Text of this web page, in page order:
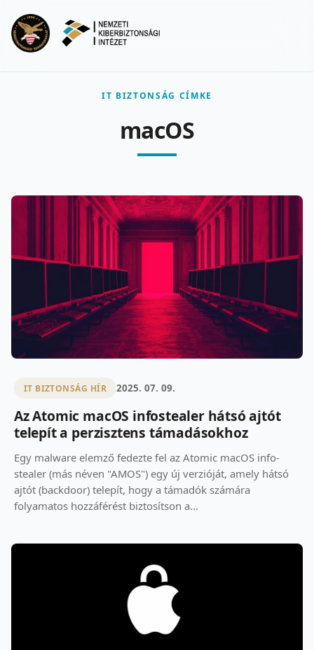
IT BIZTONSÁG CÍMKE
macOS
IT BIZTONSÁG HÍR 2025. 07. 09.
Az Atomic macOS infostealer hátsó ajtót
telepít a perzisztens támadásokhoz
Egy malware elemző fedezte fel az Atomic macOS info-
stealer (más néven "AMOS") egy új verzióját, amely hátsó
ajtót (backdoor) telepít, hogy a támadók számára
folyamatos hozzáférést biztosítson a...